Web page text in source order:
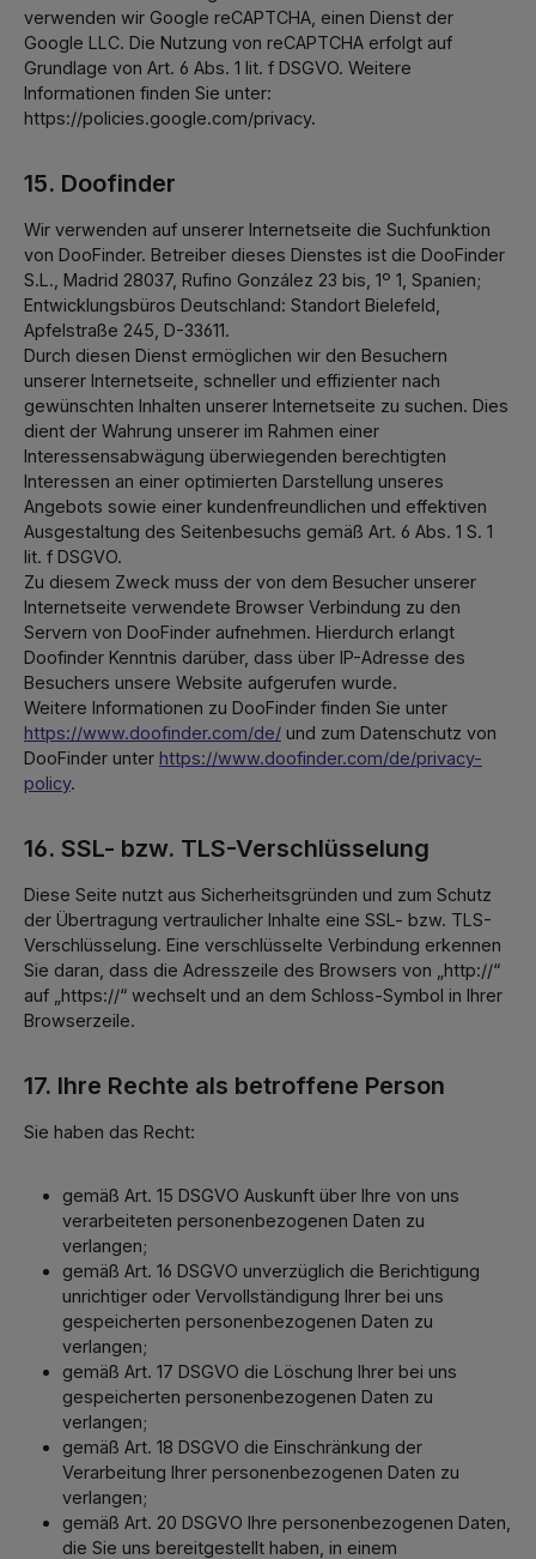
verwenden wir Google reCAPTCHA, einen Dienst der
Google LLC. Die Nutzung von reCAPTCHA erfolgt auf
Grundlage von Art. 6 Abs. 1 lit. f DSGVO. Weitere
Informationen finden Sie unter:
https://policies.google.com/privacy.
15. Doofinder
Wir verwenden auf unserer Internetseite die Suchfunktion
von DooFinder. Betreiber dieses Dienstes ist die DooFinder
S.L., Madrid 28037, Rufino González 23 bis, 1º 1, Spanien;
Entwicklungsbüros Deutschland: Standort Bielefeld,
Apfelstraße 245, D-33611.
Durch diesen Dienst ermöglichen wir den Besuchern
unserer Internetseite, schneller und effizienter nach
gewünschten Inhalten unserer Internetseite zu suchen. Dies
dient der Wahrung unserer im Rahmen einer
Interessensabwägung überwiegenden berechtigten
Interessen an einer optimierten Darstellung unseres
Angebots sowie einer kundenfreundlichen und effektiven
Ausgestaltung des Seitenbesuchs gemäß Art. 6 Abs. 1 S. 1
lit. f DSGVO.
Zu diesem Zweck muss der von dem Besucher unserer
Internetseite verwendete Browser Verbindung zu den
Servern von DooFinder aufnehmen. Hierdurch erlangt
Doofinder Kenntnis darüber, dass über IP-Adresse des
Besuchers unsere Website aufgerufen wurde.
Weitere Informationen zu DooFinder finden Sie unter
https://www.doofinder.com/de/ und zum Datenschutz von
DooFinder unter https://www.doofinder.com/de/privacy-
policy.
16. SSL- bzw. TLS-Verschlüsselung
Diese Seite nutzt aus Sicherheitsgründen und zum Schutz
der Übertragung vertraulicher Inhalte eine SSL- bzw. TLS-
Verschlüsselung. Eine verschlüsselte Verbindung erkennen
Sie daran, dass die Adresszeile des Browsers von „http://“
auf „https://“ wechselt und an dem Schloss-Symbol in Ihrer
Browserzeile.
17. Ihre Rechte als betroffene Person
Sie haben das Recht:
gemäß Art. 15 DSGVO Auskunft über Ihre von uns
verarbeiteten personenbezogenen Daten zu
verlangen;
gemäß Art. 16 DSGVO unverzüglich die Berichtigung
unrichtiger oder Vervollständigung Ihrer bei uns
gespeicherten personenbezogenen Daten zu
verlangen;
gemäß Art. 17 DSGVO die Löschung Ihrer bei uns
gespeicherten personenbezogenen Daten zu
verlangen;
gemäß Art. 18 DSGVO die Einschränkung der
Verarbeitung Ihrer personenbezogenen Daten zu
verlangen;
gemäß Art. 20 DSGVO Ihre personenbezogenen Daten,
die Sie uns bereitgestellt haben, in einem